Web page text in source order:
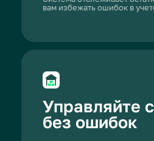
Увеличьте прибыль
за счет аналитики
Анализируйте, какие товары приносят
принимайте решения по ассортименту и